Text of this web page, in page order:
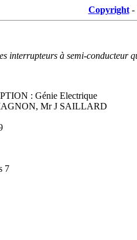
Copyright-
interrupteurs à semi-
: Génie Electrique
Mr J SAILLARD
7